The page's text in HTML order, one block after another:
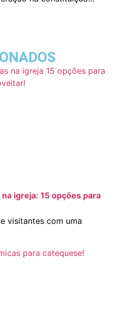
igreja: 15 opções para
visitantes com uma